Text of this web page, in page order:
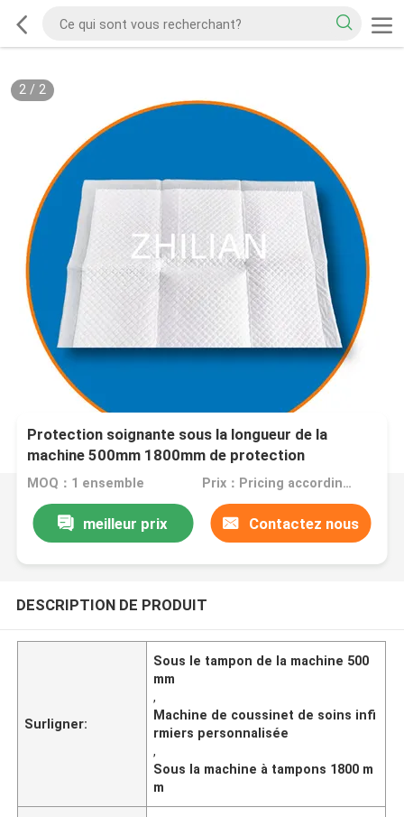
2/ 2
Protection soignante sous la longueur de la
machine 500mm 1800mm de protection
MOQ：1 ensemble Prix：Pricing according to machine configuration
meilleur prix Contactez nous
DESCRIPTION DE PRODUIT
Surligner:
Sous le tampon de la machine 500
mm
,
Machine de coussinet de soins infi
rmiers personnalisée
,
Sous la machine à tampons 1800 m
m